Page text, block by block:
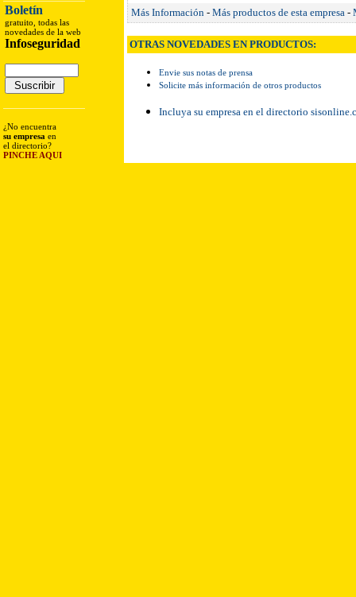
Boletín
gratuito, todas las
novedades de la web
Infoseguridad
¿No encuentra
su empresa en
el directorio?
PINCHE AQUI
Más Información - Más productos de esta empresa -
OTRAS NOVEDADES EN PRODUCTOS:
Envie sus notas de prensa
Solicite más información de otros productos
Incluya su empresa en el directorio